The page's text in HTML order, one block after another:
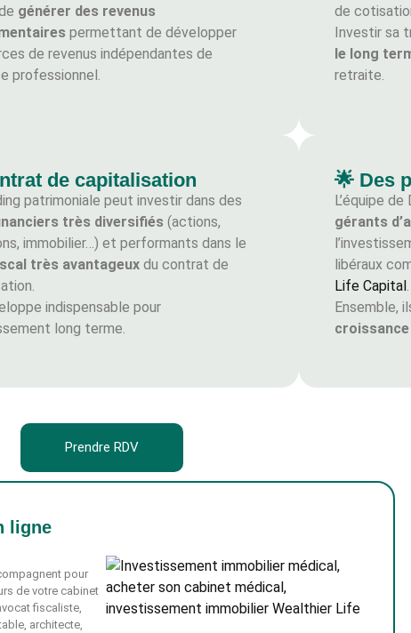
générer des revenus
permettant de développer
de revenus indépendantes de
professionnel.
de
Investir sa
le long
retraite.
de capitalisation
patrimoniale peut investir dans des
très diversifiés (actions,
immobilier…) et performants dans le
très avantageux du contrat de
indispensable pour
long terme.
🌟 Des
L’équipe
gérants
libéraux
Life Capital.
Ensemble,
Prendre RDV
ligne
pour
de votre cabinet
fiscaliste,
architecte,